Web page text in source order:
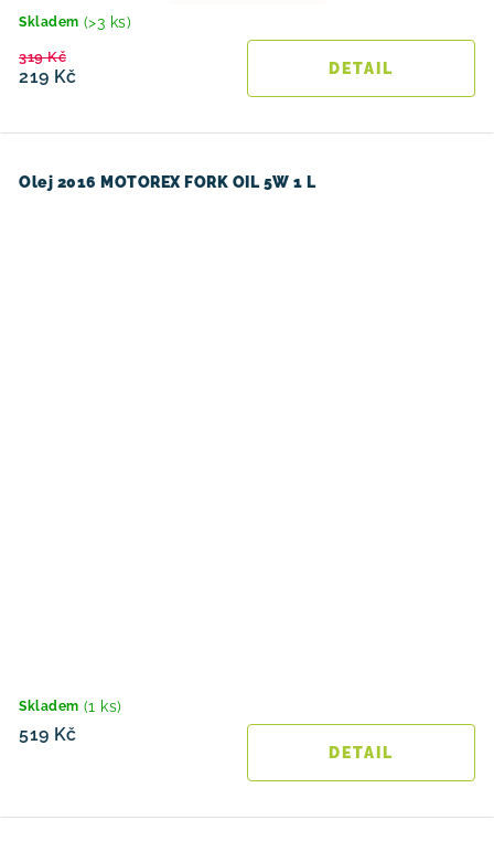
Skladem (>3 ks)
219 Kč
319 Kč
Olej 2016 MOTOREX FORK OIL 5W 1 L
Skladem (1 ks)
519 Kč